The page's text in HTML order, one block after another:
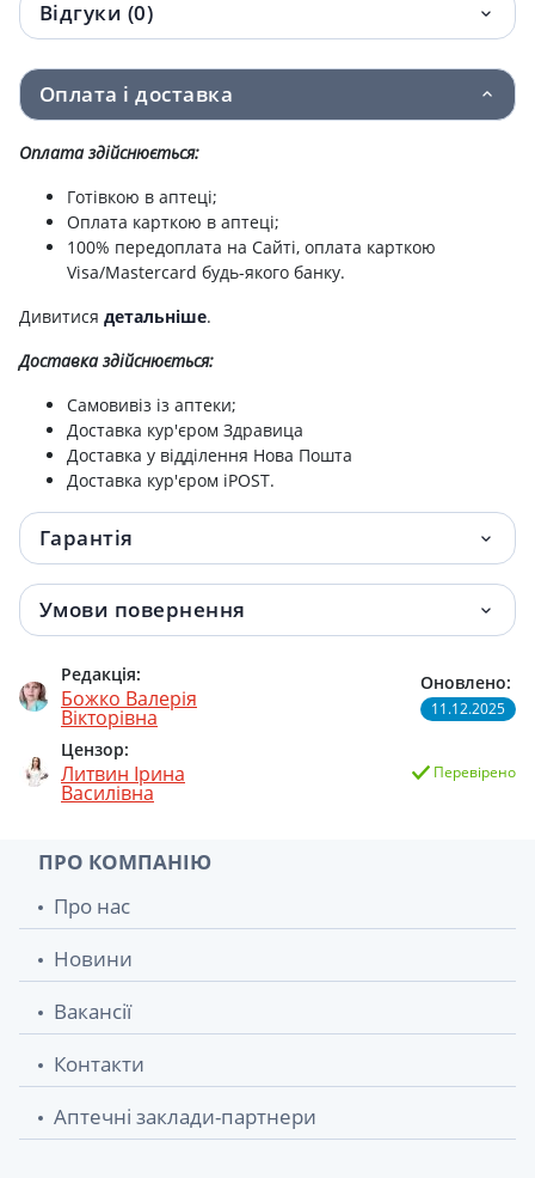
Амлодипiн-фармак таб 10мг №20
Амлодипiн-кв таб 10мг №30 31.60 грн.
Амлодипін-Дарниця таблетки 5мг №90
Амлодипiн-тева таб 5мг №30
Амлодипiн сандоз таб 5мг №30 42.60 грн.
Амлодипiн таблетки 5мг №90
Амлодипін-Дарниця таб 10мг №90
Амлодипiн-тева таб 10мг №30
Амлодипiн таблетки 10мг №90
Амлодипiн сандоз таб 10мг №30
Амлодипін-Тева таблетки 10мг №90 177.90 грн.
Відгуки (0)
Оплата і доставка
Оплата здійснюється:
Готівкою в аптеці;
Оплата карткою в аптеці;
100% передоплата на Сайті, оплата карткою
Visa/Mastercard будь-якого банку.
Дивитися детальніше.
Доставка здійснюється:
Самовивіз із аптеки;
Доставка кур'єром Здравица
Доставка у відділення Нова Пошта
Доставка кур'єром iPOST.
Гарантія
Умови повернення
Редакція:
Божко Валерія
Вікторівна
Цензор:
Литвин Ірина
Василівна
Оновлено:
11.12.2025
Перевірено
ПРО КОМПАНІЮ
Про нас
Новини
Вакансії
Контакти
Аптечні заклади-партнери